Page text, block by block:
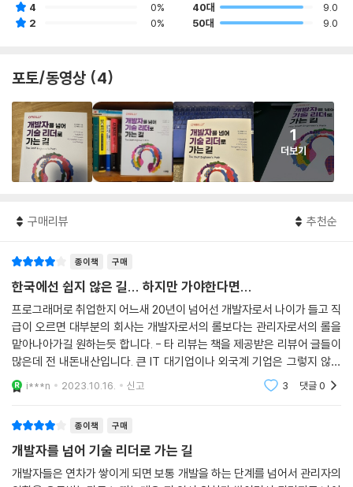
4
0%
2
0%
40대
9.0
50대
9.0
포토/동영상 (4)
1
더보기
구매리뷰 추천순
종이책 구매
한국에선 쉽지 않은 길... 하지만 가야한다면...
프로그래머로 취업한지 어느새 20년이 넘어선 개발자로서 나이가 들고 직
급이 오르면 대부분의 회사는 개발자로서의 롤보다는 관리자로서의 롤을
맡아나아가길 원하는듯 합니다. - 타 리뷰는 책을 제공받은 리뷰어 글들이
많은데 전 내돈내산입니다. 큰 IT 대기업이나 외국계 기업은 그렇지 않을
수도 있지만 국내 중소업체에서 일한다면 대부분 그런 길을 가게 될것입니
i***n 2023.10.16. 신고 3 댓글0
종이책 구매
개발자를 넘어 기술 리더로 가는 길
개발자들은 연차가 쌓이게 되면 보통 개발을 하는 단계를 넘어서 관리자의